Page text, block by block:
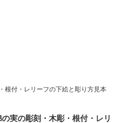
根付・レリーフの下絵と彫り方見本
の実の彫刻・木彫・根付・レリ